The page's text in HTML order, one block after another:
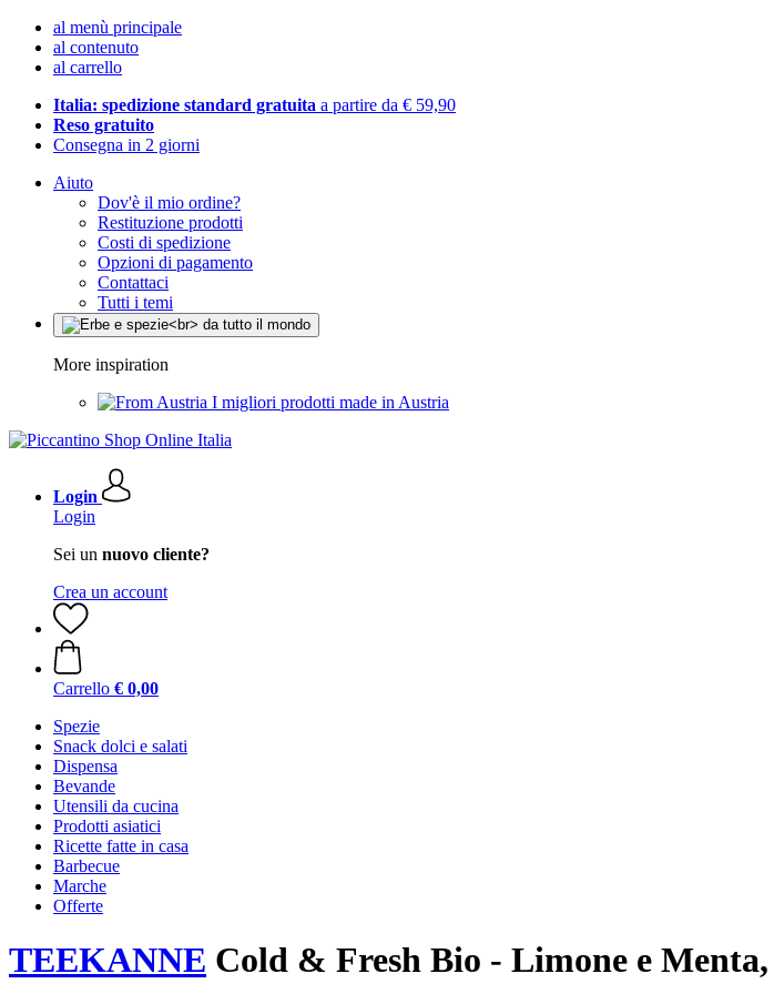
al menù principale
al contenuto
al carrello
Italia: spedizione standard gratuita a partire da € 59,90
Reso gratuito
Consegna in 2 giorni
Aiuto
Dov'è il mio ordine?
Restituzione prodotti
Costi di spedizione
Opzioni di pagamento
Contattaci
Tutti i temi
More inspiration
I migliori prodotti made in Austria
Login
Login
Sei un nuovo cliente?
Crea un account
Carrello € 0,00
Spezie
Snack dolci e salati
Dispensa
Bevande
Utensili da cucina
Prodotti asiatici
Ricette fatte in casa
Barbecue
Marche
Offerte
TEEKANNE Cold & Fresh Bio - Limone e